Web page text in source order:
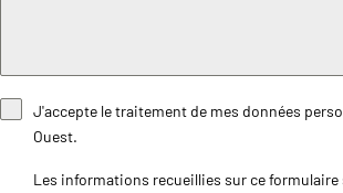
J'accepte le traitement de mes données
Ouest.
Les informations recueillies sur ce